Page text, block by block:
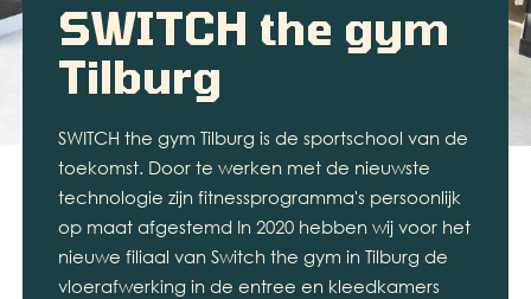
SWITCH the gym
Tilburg
SWITCH the gym Tilburg is de sportschool van de
toekomst. Door te werken met de nieuwste
technologie zijn fitnessprogramma's persoonlijk
op maat afgestemd In 2020 hebben wij voor het
nieuwe filiaal van Switch the gym in Tilburg de
vloerafwerking in de entree en kleedkamers